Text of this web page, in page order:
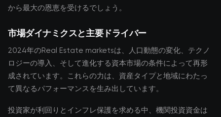
から最大の恩恵を受けるでしょう。
市場ダイナミクスと主要ドライバー
2024年のReal Estate marketsは、人口動態の変化、テクノ
ロジーの導入、そして進化する資本市場の条件によって再形
成されています。これらの力は、資産タイプと地域にわたっ
て異なるパフォーマンスを生み出しています。
投資家が利回りとインフレ保護を求める中、機関投資資金は